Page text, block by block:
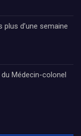
d’une semaine
Médecin-colonel